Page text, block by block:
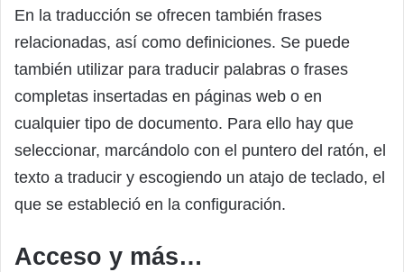
En la traducción se ofrecen también frases
relacionadas, así como definiciones. Se puede
también utilizar para traducir palabras o frases
completas insertadas en páginas web o en
cualquier tipo de documento. Para ello hay que
seleccionar, marcándolo con el puntero del ratón, el
texto a traducir y escogiendo un atajo de teclado, el
que se estableció en la configuración.
Acceso y más…